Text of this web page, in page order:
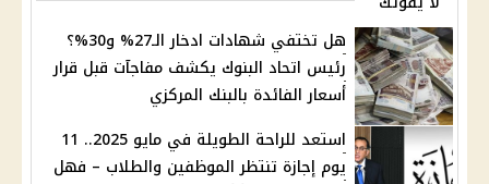
هل تختفي شهادات ادخار الـ27% و30%؟
رئيس اتحاد البنوك يكشف مفاجآت قبل قرار
أسعار الفائدة بالبنك المركزي
استعد للراحة الطويلة في مايو 2025.. 11
يوم إجازة تنتظر الموظفين والطلاب – فهل